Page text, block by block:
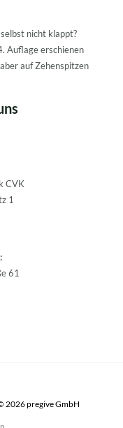
nicht klappt?
Auflage erschienen
auf Zehenspitzen
CVK
1
61
2026 pregive GmbH